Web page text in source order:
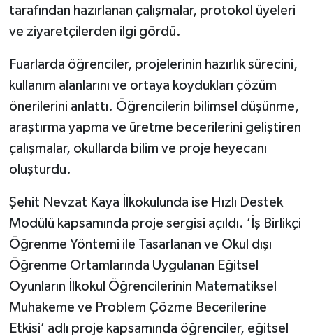
tarafından hazırlanan çalışmalar, protokol üyeleri
ve ziyaretçilerden ilgi gördü.
Fuarlarda öğrenciler, projelerinin hazırlık sürecini,
kullanım alanlarını ve ortaya koydukları çözüm
önerilerini anlattı. Öğrencilerin bilimsel düşünme,
araştırma yapma ve üretme becerilerini geliştiren
çalışmalar, okullarda bilim ve proje heyecanı
oluşturdu.
Şehit Nevzat Kaya İlkokulunda ise Hızlı Destek
Modülü kapsamında proje sergisi açıldı. ’İş Birlikçi
Öğrenme Yöntemi ile Tasarlanan ve Okul dışı
Öğrenme Ortamlarında Uygulanan Eğitsel
Oyunların İlkokul Öğrencilerinin Matematiksel
Muhakeme ve Problem Çözme Becerilerine
Etkisi’ adlı proje kapsamında öğrenciler, eğitsel